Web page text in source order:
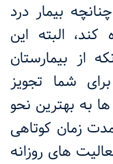
بیمار درد
البته این
از بیمارستان
شما تجویز
به بهترین نحو
زمان کوتاهی
های روزانه